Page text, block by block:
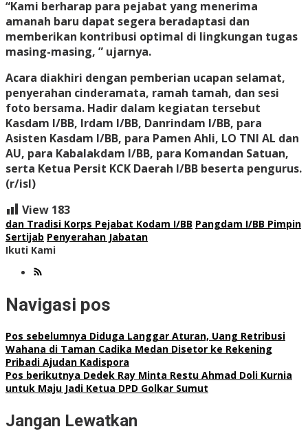
“Kami berharap para pejabat yang menerima
amanah baru dapat segera beradaptasi dan
memberikan kontribusi optimal di lingkungan tugas
masing-masing, ” ujarnya.
Acara diakhiri dengan pemberian ucapan selamat,
penyerahan cinderamata, ramah tamah, dan sesi
foto bersama. Hadir dalam kegiatan tersebut
Kasdam I/BB, Irdam I/BB, Danrindam I/BB, para
Asisten Kasdam I/BB, para Pamen Ahli, LO TNI AL dan
AU, para Kabalakdam I/BB, para Komandan Satuan,
serta Ketua Persit KCK Daerah I/BB beserta pengurus.
(r/isl)
View 183
dan Tradisi Korps Pejabat Kodam I/BB Pangdam I/BB Pimpin
Sertijab Penyerahan Jabatan
Ikuti Kami
Navigasi pos
Pos sebelumnya Diduga Langgar Aturan, Uang Retribusi
Wahana di Taman Cadika Medan Disetor ke Rekening
Pribadi Ajudan Kadispora
Pos berikutnya Dedek Ray Minta Restu Ahmad Doli Kurnia
untuk Maju Jadi Ketua DPD Golkar Sumut
Jangan Lewatkan